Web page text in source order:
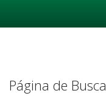
Página de Busca